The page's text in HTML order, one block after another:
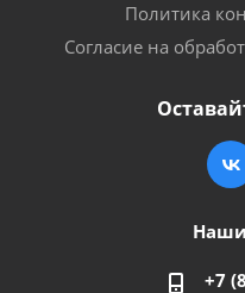
Политика
Согласие на
+7